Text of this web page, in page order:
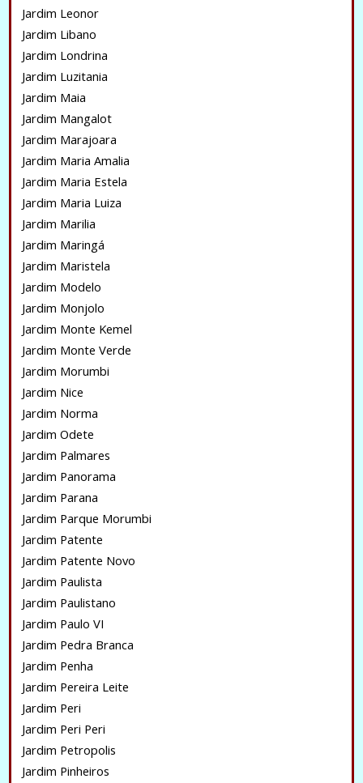
Jardim Leonor
Jardim Libano
Jardim Londrina
Jardim Luzitania
Jardim Maia
Jardim Mangalot
Jardim Marajoara
Jardim Maria Amalia
Jardim Maria Estela
Jardim Maria Luiza
Jardim Marilia
Jardim Maringá
Jardim Maristela
Jardim Modelo
Jardim Monjolo
Jardim Monte Kemel
Jardim Monte Verde
Jardim Morumbi
Jardim Nice
Jardim Norma
Jardim Odete
Jardim Palmares
Jardim Panorama
Jardim Parana
Jardim Parque Morumbi
Jardim Patente
Jardim Patente Novo
Jardim Paulista
Jardim Paulistano
Jardim Paulo VI
Jardim Pedra Branca
Jardim Penha
Jardim Pereira Leite
Jardim Peri
Jardim Peri Peri
Jardim Petropolis
Jardim Pinheiros